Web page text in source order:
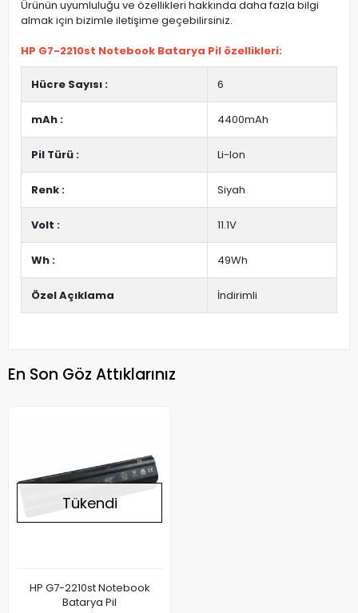
Ürünün uyumluluğu ve özellikleri hakkında daha fazla bilgi
almak için bizimle iletişime geçebilirsiniz.
HP G7-2210st Notebook Batarya Pil özellikleri:
Hücre Sayısı : 6
mAh : 4400mAh
Pil Türü : Li-Ion
Renk : Siyah
Volt : 11.1V
Wh : 49Wh
Özel Açıklama İndirimli
En Son Göz Attıklarınız
Tükendi
HP G7-2210st Notebook
Batarya Pil